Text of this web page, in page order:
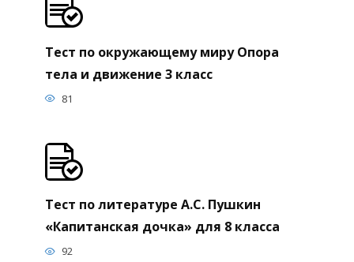
Тест по окружающему миру Опора
тела и движение 3 класс
81
Тест по литературе А.С. Пушкин
«Капитанская дочка» для 8 класса
92